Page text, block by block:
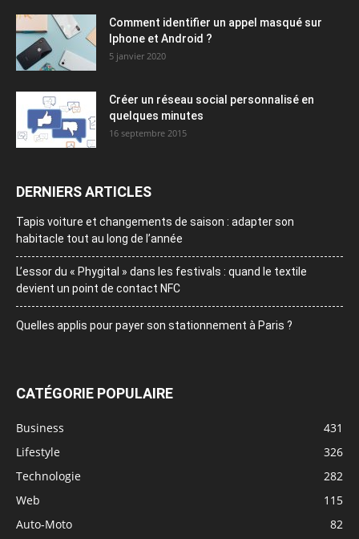
Comment identifier un appel masqué sur
Iphone et Android ?
5 janvier 2020
Créer un réseau social personnalisé en
quelques minutes
16 septembre 2015
DERNIERS ARTICLES
Tapis voiture et changements de saison : adapter son
habitacle tout au long de l’année
L’essor du « Phygital » dans les festivals : quand le textile
devient un point de contact NFC
Quelles applis pour payer son stationnement à Paris ?
CATÉGORIE POPULAIRE
Business
431
Lifestyle
326
Technologie
282
Web
115
Auto-Moto
82